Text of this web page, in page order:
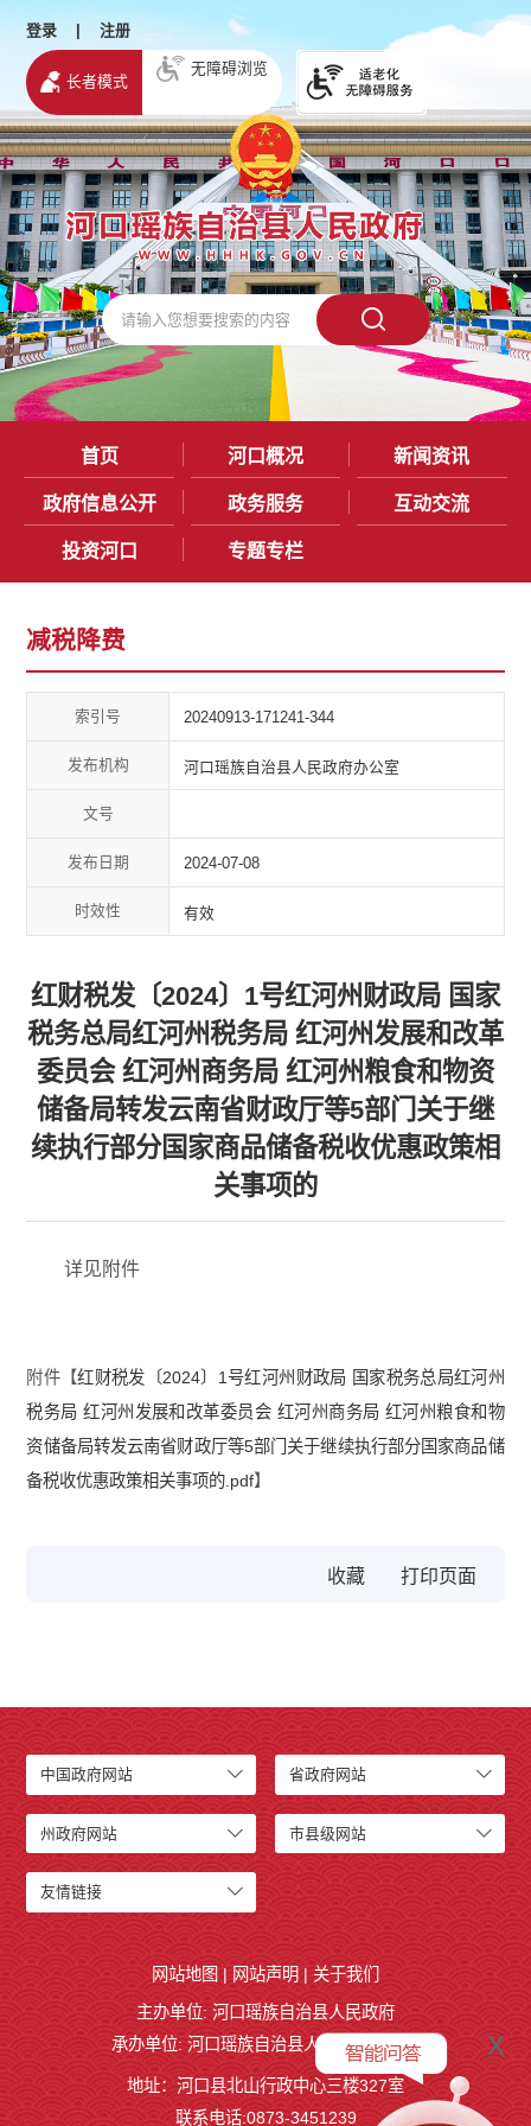
登录 | 注册
长者模式
无障碍浏览
首页 河口概况 新闻资讯
政府信息公开 政务服务 互动交流
投资河口 专题专栏
减税降费
索引号 20240913-171241-344
发布机构 河口瑶族自治县人民政府办公室
文号
发布日期 2024-07-08
时效性 有效
红财税发〔2024〕1号红河州财政局 国家
税务总局红河州税务局 红河州发展和改革
委员会 红河州商务局 红河州粮食和物资
储备局转发云南省财政厅等5部门关于继
续执行部分国家商品储备税收优惠政策相
关事项的
详见附件
附件【红财税发〔2024〕1号红河州财政局 国家税务总局红河州
税务局 红河州发展和改革委员会 红河州商务局 红河州粮食和物
资储备局转发云南省财政厅等5部门关于继续执行部分国家商品储
备税收优惠政策相关事项的.pdf】
收藏
中国政府网站 省政府网站
州政府网站 市县级网站
友情链接
网站地图 | 网站声明 | 关于我们
主办单位: 河口瑶族自治县人民政府
承办单位: 河口瑶族自治县人民政府办公室
地址：河口县北山行政中心三楼327室
联系电话:0873-3451239
x